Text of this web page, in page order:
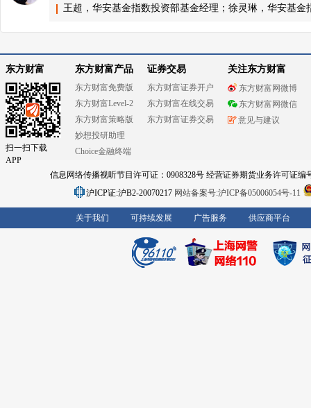
王超，华安基金指数投资部基金经理；徐灵琳，华安基金
东方财富
扫一扫下载
APP
东方财富产品
东方财富免费版
东方财富Level-2
东方财富策略版
妙想投研助理
Choice金融终端
证券交易
东方财富证券开户
东方财富在线交易
东方财富证券交易
关注东方财富
东方财富网微博
东方财富网微信
意见与建议
信息网络传播视听节目许可证：0908328号 经营证券期货业务许可证编
沪ICP证:沪B2-20070217 网站备案号:沪ICP备05006054号-11
关于我们 可持续发展 广告服务 供应商平台